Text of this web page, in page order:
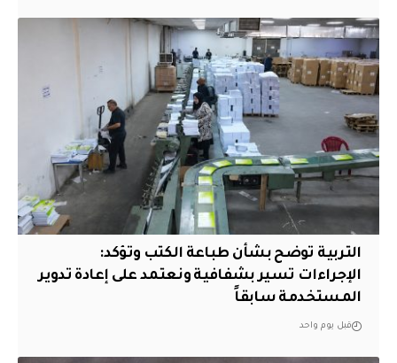
التربية توضح بشأن طباعة الكتب وتؤكد:
الإجراءات تسير بشفافية ونعتمد على إعادة تدوير
المستخدمة سابقاً
قبل يوم واحد